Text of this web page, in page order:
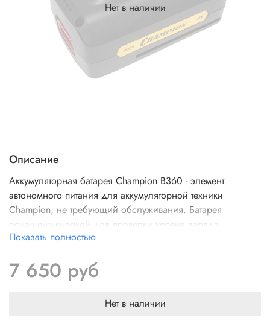
Нет в наличии
Описание
Аккумуляторная батарея Champion B360 - элемент
автономного питания для аккумуляторной техники
Champion, не требующий обслуживания. Батарея
оснащена кнопкой для проверки уровня заряда
аккумулятора. Три лампочки, расположенные рядом с
полного разряда аккумулятора при работе. Батарея
требует своевременной подзарядки.
Показать полностью
7 650 руб
Нет в наличии